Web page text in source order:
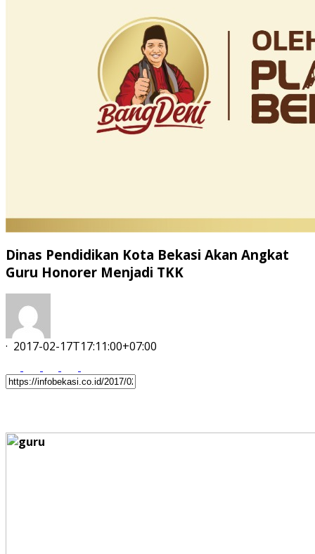
Dinas Pendidikan Kota Bekasi Akan Angkat
Guru Honorer Menjadi TKK
· 2017-02-17T17:11:00+07:00